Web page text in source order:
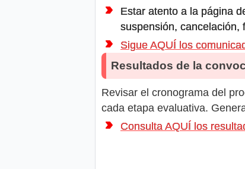
Estar atento a la página
suspensión, cancelación,
Sigue AQUÍ los
Resultados de la
Revisar el cronograma del
cada etapa evaluativa.
Consulta AQUÍ los